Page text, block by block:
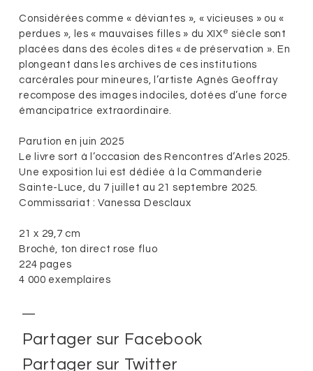
Considérées comme « déviantes », « vicieuses » ou «
perdues », les « mauvaises filles » du XIXe siècle sont
placées dans des écoles dites « de préservation ». En
plongeant dans les archives de ces institutions
carcérales pour mineures, l’artiste Agnès Geoffray
recompose des images indociles, dotées d’une force
émancipatrice extraordinaire.
Parution en juin 2025
Le livre sort à l’occasion des Rencontres d’Arles 2025.
Une exposition lui est dédiée à la Commanderie
Sainte-Luce, du 7 juillet au 21 septembre 2025.
Commissariat : Vanessa Desclaux
21 x 29,7 cm
Broché, ton direct rose fluo
224 pages
4 000 exemplaires
Partager sur Facebook
Partager sur Twitter